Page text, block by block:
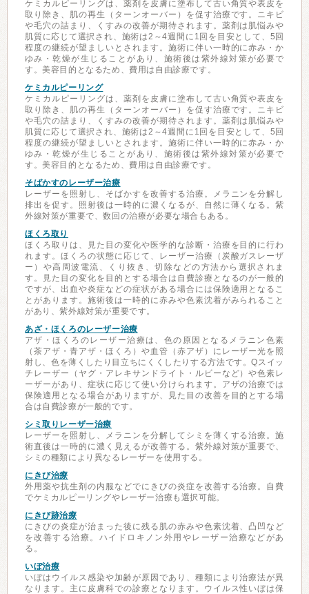
ケミカルピーリングは、薬剤を皮膚に塗布して古い角質や表皮を
取り除き、肌の再生（ターンオーバー）を促す治療です。ニキビ
や毛穴の詰まり、くすみの改善が期待されます。薬剤は肌悩みや
肌質に応じて選択され、施術は2～4週間に1回を目安として、5回
程度の継続が望ましいとされます。施術に伴い一時的に赤み・か
ゆみ・乾燥が生じることがあり、施術後は紫外線対策が必要で
す。美容目的となるため、費用は自由診療です。
ケミカルピーリング
ケミカルピーリングは、薬剤を皮膚に塗布して古い角質や表皮を
取り除き、肌の再生（ターンオーバー）を促す治療です。ニキビ
や毛穴の詰まり、くすみの改善が期待されます。薬剤は肌悩みや
肌質に応じて選択され、施術は2～4週間に1回を目安として、5回
程度の継続が望ましいとされます。施術に伴い一時的に赤み・か
ゆみ・乾燥が生じることがあり、施術後は紫外線対策が必要で
す。美容目的となるため、費用は自由診療です。
そばかすのレーザー治療
レーザーを照射し、そばかすを改善する治療。メラニンを分解し
排出を促す。照射後は一時的に濃くなるが、自然に薄くなる。紫
外線対策が重要で、数回の治療が必要な場合もある。
ほくろ取り
ほくろ取りは、見た目の変化や医学的な診断・治療を目的に行わ
れます。ほくろの状態に応じて、レーザー治療（炭酸ガスレーザ
ー）や高周波電流、くり抜き、切除などの方法から選択されま
す。見た目の変化を目的とする場合は自費診療となるのが一般的
ですが、出血や炎症などの症状がある場合には保険適用となるこ
とがあります。施術後は一時的に赤みや色素沈着がみられること
があり、紫外線対策が重要です。
あざ・ほくろのレーザー治療
アザ・ほくろのレーザー治療は、色の原因となるメラニン色素
（茶アザ・青アザ・ほくろ）や血管（赤アザ）にレーザー光を照
射し、色を薄くしたり目立ちにくくしたりする方法です。Qスイッ
チレーザー（ヤグ・アレキサンドライト・ルビーなど）や色素レ
ーザーがあり、症状に応じて使い分けられます。アザの治療では
保険適用となる場合がありますが、見た目の改善を目的とする場
合は自費診療が一般的です。
シミ取りレーザー治療
レーザーを照射し、メラニンを分解してシミを薄くする治療。施
術直後は一時的に濃く見えるが改善する。紫外線対策が重要で、
シミの種類により異なるレーザーを使用する。
にきび治療
外用薬や抗生剤の内服などでにきびの炎症を改善する治療。自費
でケミカルピーリングやレーザー治療も選択可能。
にきび跡治療
にきびの炎症が治まった後に残る肌の赤みや色素沈着、凸凹など
を改善する治療。ハイドロキノン外用やレーザー治療などがあ
る。
いぼ治療
いぼはウイルス感染や加齢が原因であり、種類により治療法が異
なります。主に皮膚科での診療となります。ウイルス性いぼは保